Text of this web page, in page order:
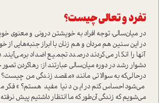
تفرد و تعالی چیست؟
در میان‌سالی، توجه افراد به خویشتن درونی و
در این سنین هم مردان و هم زنان با ابراز جنبه‌هایی
آنها را انکار می‌کردند درصدد تجمیع اضداد
دشوار رشد در دوره میان‌سالی عبارتند از: رهاکردن
درحالی‌که به سوالاتی مانند «مقصد زندگی من
می‌شود احساس‌کنم در این دنیا مفید هستم؟» فکر
می‌شویم که زندگی آن‌طور که ما انتظار داشتیم پیش